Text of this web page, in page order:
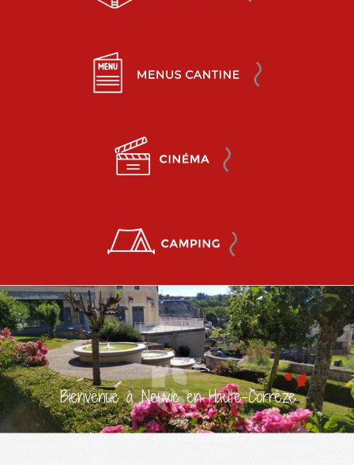
Bienvenue à Neuvic en Haute-Corrèze